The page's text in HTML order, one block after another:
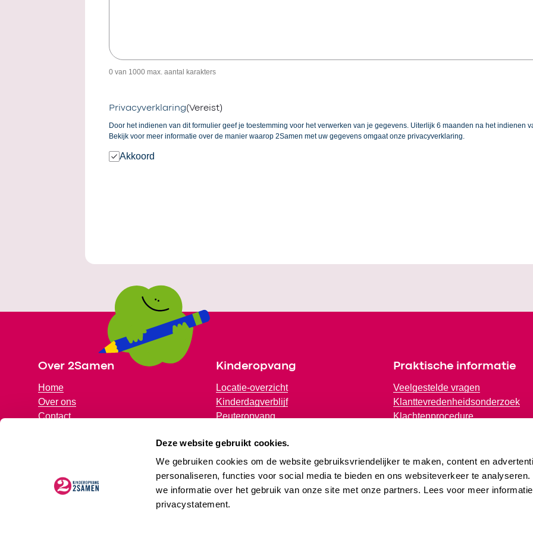
Deze website gebruikt cookies.
We gebruiken cookies om de website gebruiksvriendelijker te maken, content en
personaliseren, functies voor social media te bieden en ons websiteverkeer te analyseren.
we informatie over het gebruik van onze site met onze partners. Lees voor meer
privacystatement.
0 van 1000 max. aantal karakters
Privacyverklaring(Vereist)
Door het indienen van dit formulier geef je toestemming voor het verwerken van je gegevens. Uiterlijk 6 maanden na het indienen
Bekijk voor meer informatie over de manier waarop 2Samen met uw gegevens omgaat onze privacyverklaring.
Akkoord
Over 2Samen
Home
Over ons
Contact
Kinderopvang
Locatie-overzicht
Kinderdagverblijf
Peuteropvang
Buitenschoolse opvang (BSO)
Praktische informatie
Veelgestelde vragen
Klanttevredenheidsonderzoek
Klachtenprocedure